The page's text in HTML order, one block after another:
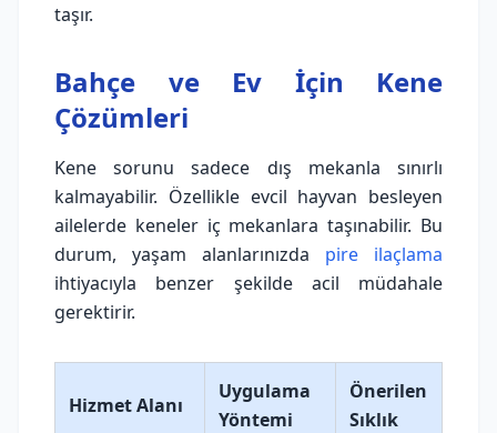
taşır.
Bahçe ve Ev İçin Kene
Çözümleri
Kene sorunu sadece dış mekanla sınırlı
kalmayabilir. Özellikle evcil hayvan besleyen
ailelerde keneler iç mekanlara taşınabilir. Bu
durum, yaşam alanlarınızda pire ilaçlama
ihtiyacıyla benzer şekilde acil müdahale
gerektirir.
Hizmet Alanı
Uygulama
Yöntemi
Önerilen
Sıklık